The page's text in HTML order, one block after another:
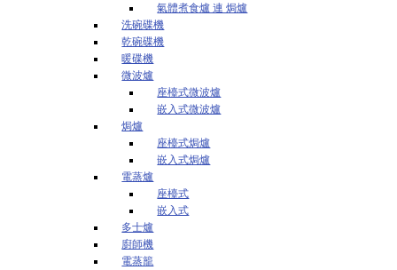
氣體煮食爐 連 焗爐
洗碗碟機
乾碗碟機
暖碟機
微波爐
座檯式微波爐
嵌入式微波爐
焗爐
座檯式焗爐
嵌入式焗爐
電蒸爐
座檯式
嵌入式
多士爐
廚師機
電蒸籠